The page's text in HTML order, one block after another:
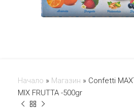
Начало » Магазин » Confetti
MIX FRUTTA -500gr